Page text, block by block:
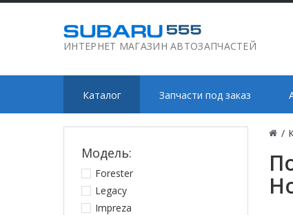
ИНТЕРНЕТ МАГАЗИН АВТОЗАПЧАСТЕЙ
Каталог Запчасти под заказ
/
Модель:
Forester
Legacy
Impreza